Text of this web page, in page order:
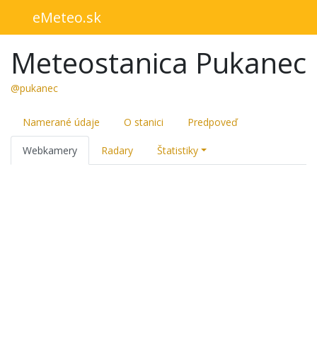
eMeteo.sk
Meteostanica Pukanec
@pukanec
Namerané údaje O stanici Predpoveď
Webkamery Radary Štatistiky